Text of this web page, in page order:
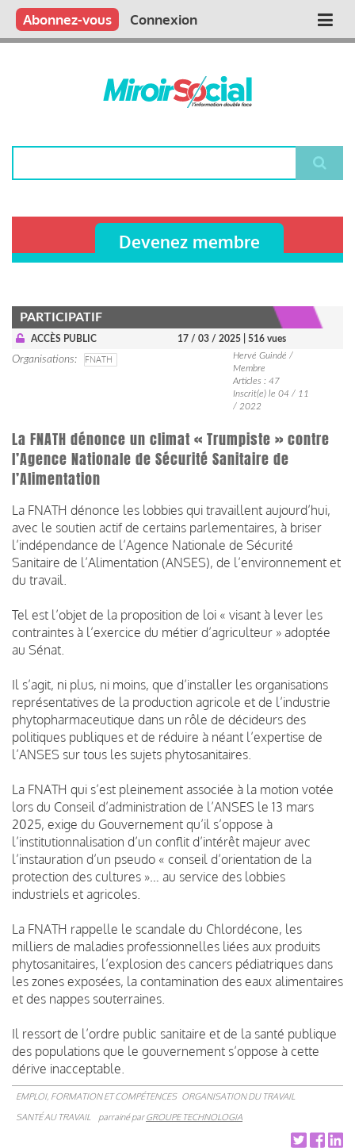
Aller
contenu
Main
Qui sommes nous ?
Vous publiez
Nous publions
Contactez-nous
Abonnez-vous Connexion
Devenez membre
PARTICIPATIF
ACCÈS PUBLIC 17 / 03 / 2025 | 516 vues
Organisations FNATH
Hervé Guindé /
Membre
Articles : 47
Inscrit(e) le 04 / 11
/ 2022
La FNATH dénonce un climat « Trumpiste » contre
l’Agence Nationale de Sécurité Sanitaire de
l’Alimentation
La FNATH dénonce les lobbies qui travaillent aujourd’hui,
avec le soutien actif de certains parlementaires, à briser
l’indépendance de l’Agence Nationale de Sécurité
Sanitaire de l’Alimentation (ANSES), de l’environnement et
du travail.
Tel est l’objet de la proposition de loi « visant à lever les
contraintes à l’exercice du métier d’agriculteur » adoptée
au Sénat.
Il s’agit, ni plus, ni moins, que d’installer les organisations
représentatives de la production agricole et de l’industrie
phytopharmaceutique dans un rôle de décideurs des
politiques publiques et de réduire à néant l’expertise de
l’ANSES sur tous les sujets phytosanitaires.
La FNATH qui s’est pleinement associée à la motion votée
lors du Conseil d’administration de l’ANSES le 13 mars
2025, exige du Gouvernement qu’il s’oppose à
l’institutionnalisation d’un conflit d’intérêt majeur avec
l’instauration d’un pseudo « conseil d’orientation de la
protection des cultures »… au service des lobbies
industriels et agricoles.
La FNATH rappelle le scandale du Chlordécone, les
milliers de maladies professionnelles liées aux produits
phytosanitaires, l’explosion des cancers pédiatriques dans
les zones exposées, la contamination des eaux alimentaires
et des nappes souterraines.
Il ressort de l’ordre public sanitaire et de la santé publique
des populations que le gouvernement s’oppose à cette
dérive inacceptable.
EMPLOI, FORMATION ET COMPÉTENCES ORGANISATION DU TRAVAIL
SANTÉ AU TRAVAIL
parrainé parGROUPE TECHNOLOGIA